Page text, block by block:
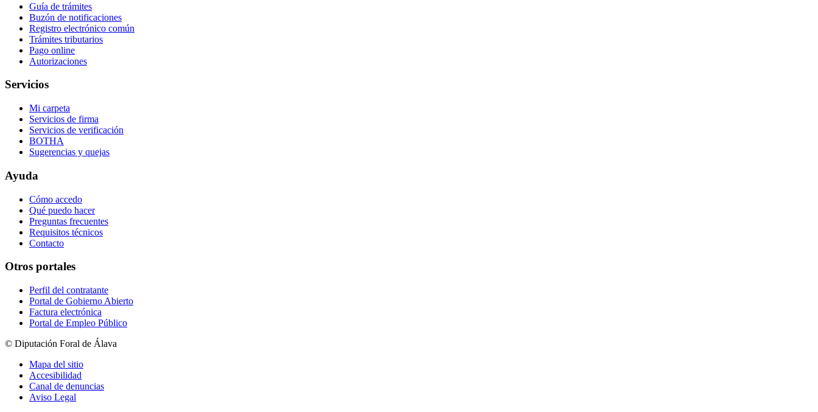
Guía de trámites
Buzón de notificaciones
Registro electrónico común
Trámites tributarios
Pago online
Autorizaciones
Servicios
Mi carpeta
Servicios de firma
Servicios de verificación
BOTHA
Sugerencias y quejas
Ayuda
Cómo accedo
Qué puedo hacer
Preguntas frecuentes
Requisitos técnicos
Contacto
Otros portales
Perfil del contratante
Portal de Gobierno Abierto
Factura electrónica
Portal de Empleo Público
© Diputación Foral de Álava
Mapa del sitio
Accesibilidad
Canal de denuncias
Aviso Legal